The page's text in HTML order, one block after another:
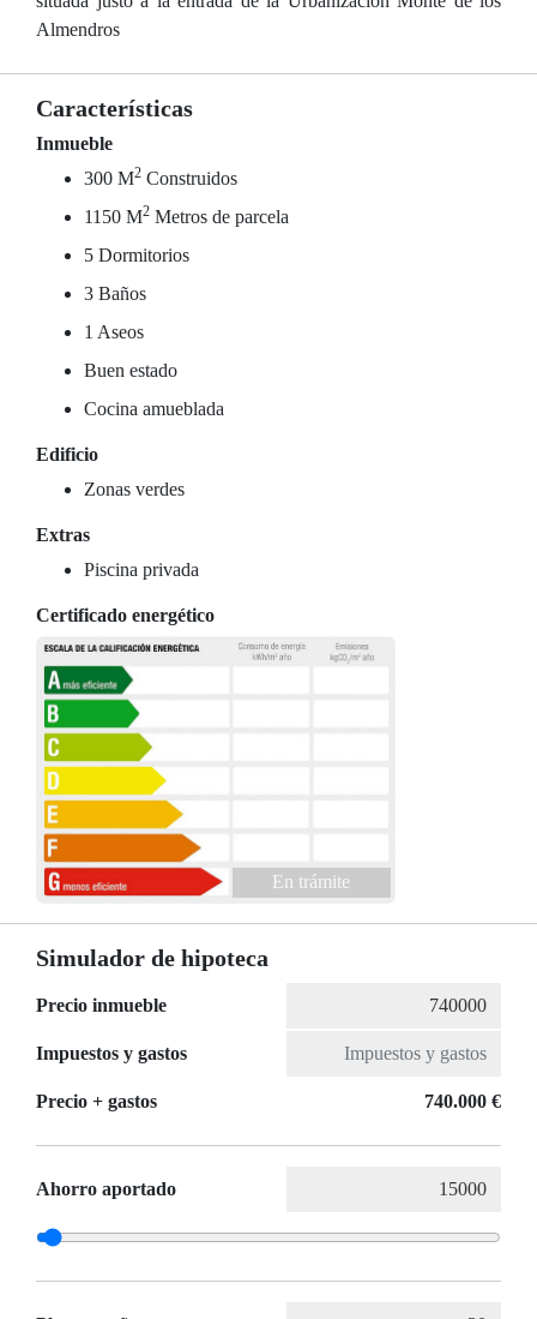
Almendros
Características
Inmueble
300 M2 Construidos
1150 M2 Metros de parcela
5 Dormitorios
3 Baños
1 Aseos
Buen estado
Cocina amueblada
Edificio
Zonas verdes
Extras
Piscina privada
Certificado energético
En trámite
Simulador de hipoteca
Precio inmueble
Impuestos y gastos
Precio + gastos 740.000 €
Ahorro aportado